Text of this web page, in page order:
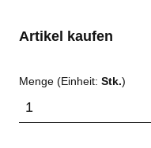
Artikel kaufen
Menge (Einheit: Stk.)